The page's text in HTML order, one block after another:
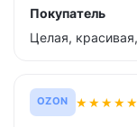
Покупатель
Целая,
OZON ★★★★★